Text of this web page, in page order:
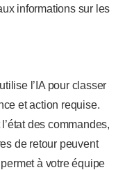
informations sur les
l’IA pour classer
et action requise.
des commandes,
de retour peuvent
à votre équipe